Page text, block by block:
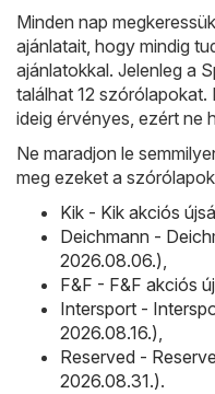
Minden nap
ajánlatait, hogy mindig
ajánlatokkal. Jelenleg a
találhat 12
ideig érvényes, ezért ne
Ne maradjon le
meg ezeket a
Kik - Kik akciós
Deichmann -
2026.08.06.),
F&F - F&F akciós
Intersport -
2026.08.16.),
Reserved -
2026.08.31.).